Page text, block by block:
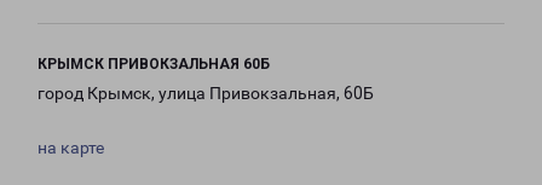
КРЫМСК ПРИВОКЗАЛЬНАЯ 60Б
город Крымск, улица Привокзальная, 60Б
на карте